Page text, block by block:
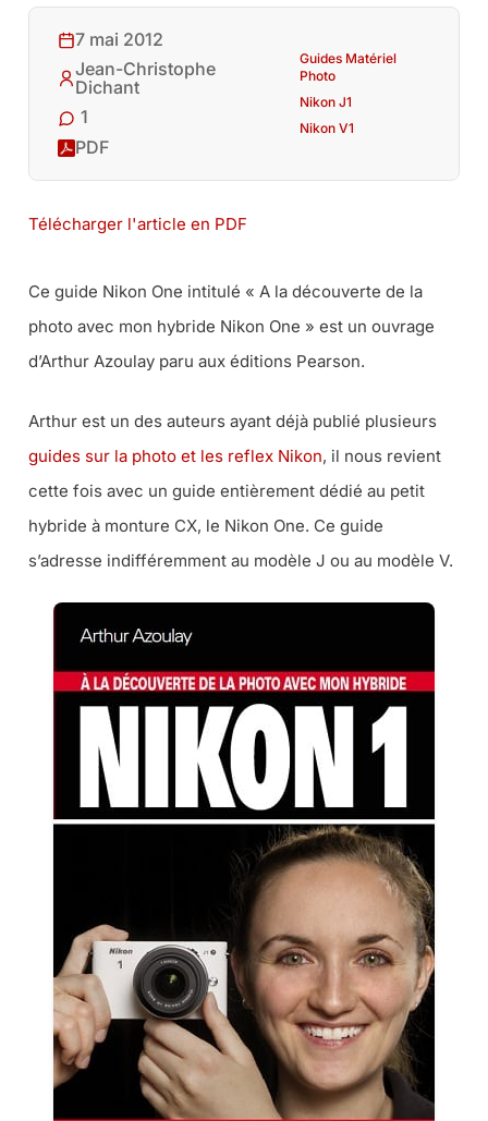
7 mai 2012
Jean-Christophe
Dichant
1
PDF
Guides Matériel
Photo
Nikon J1
Nikon V1
Télécharger l'article en PDF
Ce guide Nikon One intitulé « A la découverte de la
photo avec mon hybride Nikon One » est un ouvrage
d’Arthur Azoulay paru aux éditions Pearson.
Arthur est un des auteurs ayant déjà publié plusieurs
guides sur la photo et les reflex Nikon, il nous revient
cette fois avec un guide entièrement dédié au petit
hybride à monture CX, le Nikon One. Ce guide
s’adresse indifféremment au modèle J ou au modèle V.